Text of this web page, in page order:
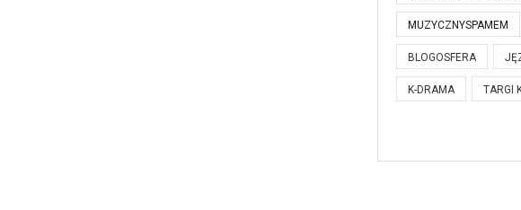
MUZYCZNYSPAMEM
BLOGOSFERA
K-DRAMA TARGI